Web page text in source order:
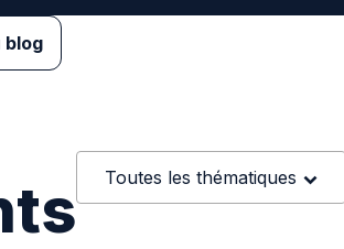
blog
Toutes les thématiques